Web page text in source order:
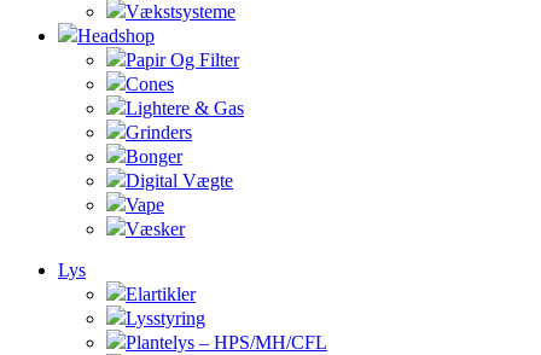
Vækstsysteme
Headshop
Papir Og Filter
Cones
Lightere & Gas
Grinders
Bonger
Digital Vægte
Vape
Væsker
Lys
Elartikler
Lysstyring
Plantelys – HPS/MH/CFL